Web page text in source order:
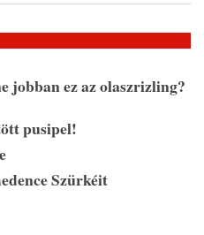
jobban ez az olaszrizling?
pusipel!
Szürkéit